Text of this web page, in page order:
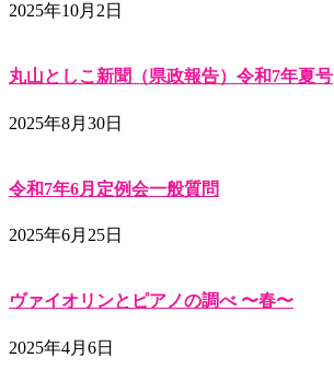
2025年10月2日
丸山としこ新聞（県政報告）令和7年夏号
2025年8月30日
令和7年6月定例会一般質問
2025年6月25日
ヴァイオリンとピアノの調べ 〜春〜
2025年4月6日